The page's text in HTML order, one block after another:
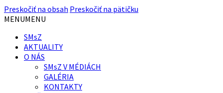
Preskočiť na obsah Preskočiť na pätičku
MENUMENU
SMsZ
AKTUALITY
O NÁS
SMsZ V MÉDIÁCH
GALÉRIA
KONTAKTY